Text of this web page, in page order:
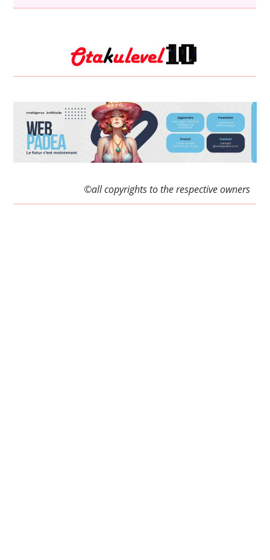
©all copyrights to the respective owners